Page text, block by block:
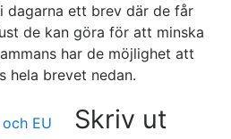
dagarna ett brev där de får
de kan göra för att minska
har de möjlighet att
hela brevet nedan.
EU Skriv ut